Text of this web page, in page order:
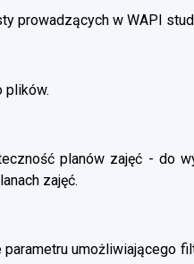
prowadzących w WAPI
plików.
planów zajęć - do
zajęć.
parametru umożliwiającego